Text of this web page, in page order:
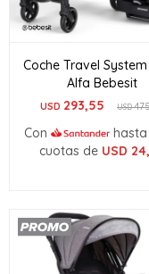
Coche Travel System
Alfa Bebesit
USD 293,55 USD
Con hasta
cuotas de USD